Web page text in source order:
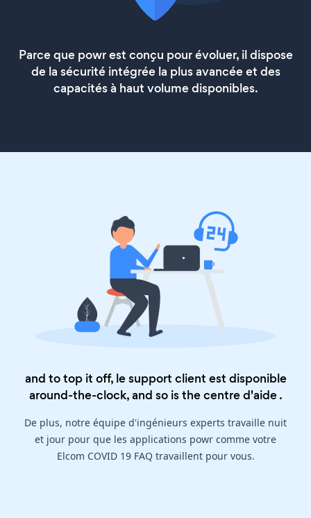
Parce que powr est conçu pour évoluer, il dispose
de la sécurité intégrée la plus avancée et des
capacités à haut volume disponibles.
and to top it off, le support client est disponible
around-the-clock, and so is thecentre d'aide.
De plus, notre équipe d'ingénieurs experts travaille nuit
et jour pour que les applications powr comme votre
Elcom COVID 19 FAQ travaillent pour vous.